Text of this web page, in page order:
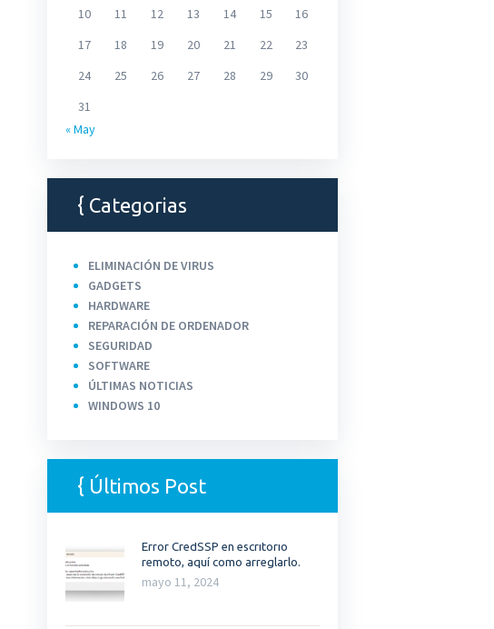
10
11 12 13 14 15
16
17
18 19 20 21 22
23
24
25 26 27 28 29
30
31
« May
Categorias
ELIMINACIÓN DE VIRUS
GADGETS
HARDWARE
REPARACIÓN DE ORDENADOR
SEGURIDAD
SOFTWARE
ÚLTIMAS NOTICIAS
WINDOWS 10
Últimos Post
Error CredSSP en escritorio
remoto, aquí como arreglarlo.
mayo 11, 2024